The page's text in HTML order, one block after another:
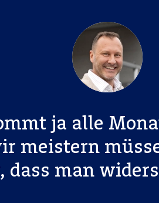
ja alle
meistern
dass man